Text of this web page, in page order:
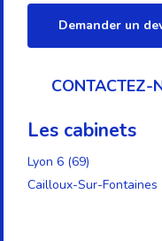
Demander un
Les cabinets
Lyon 6 (69)
Cailloux-Sur-Fontaines